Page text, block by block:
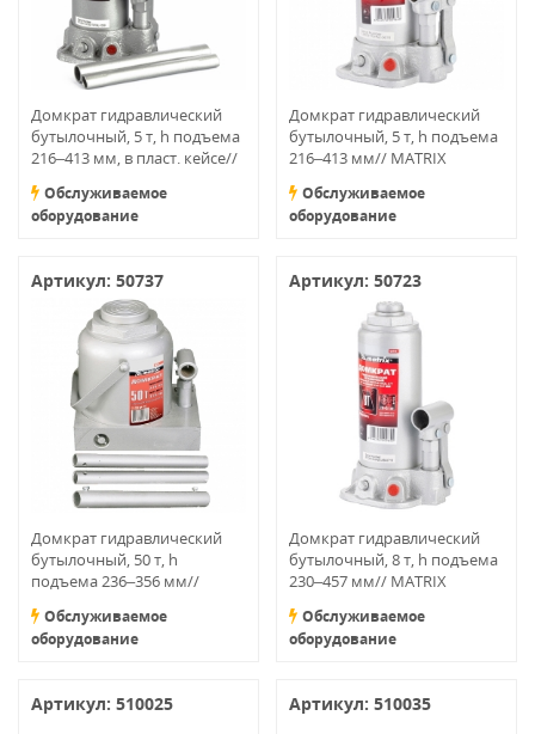
Домкрат гидравлический
бутылочный, 5 т, h подъема
216–413 мм, в пласт. кейсе//
Обслуживаемое
оборудование
Домкрат гидравлический
бутылочный, 5 т, h подъема
216–413 мм// MATRIX
Обслуживаемое
оборудование
Артикул: 50737
Домкрат гидравлический
бутылочный, 50 т, h
подъема 236–356 мм//
Обслуживаемое
оборудование
Артикул: 50723
Домкрат гидравлический
бутылочный, 8 т, h подъема
230–457 мм// MATRIX
Обслуживаемое
оборудование
Артикул: 510025 Артикул: 510035